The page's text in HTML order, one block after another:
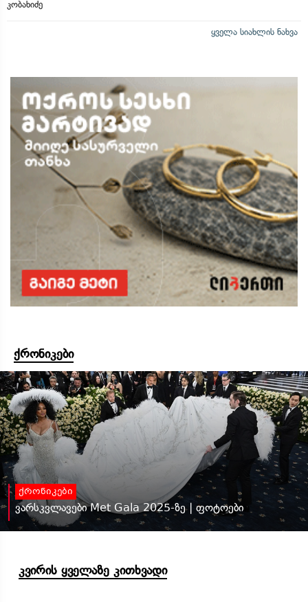
კობახიძე
ყველა სიახლის ნახვა
ქრონიკები
ქრონიკები
ვარსკვლავები Met Gala 2025-ზე | ფოტოები
კვირის ყველაზე კითხვადი